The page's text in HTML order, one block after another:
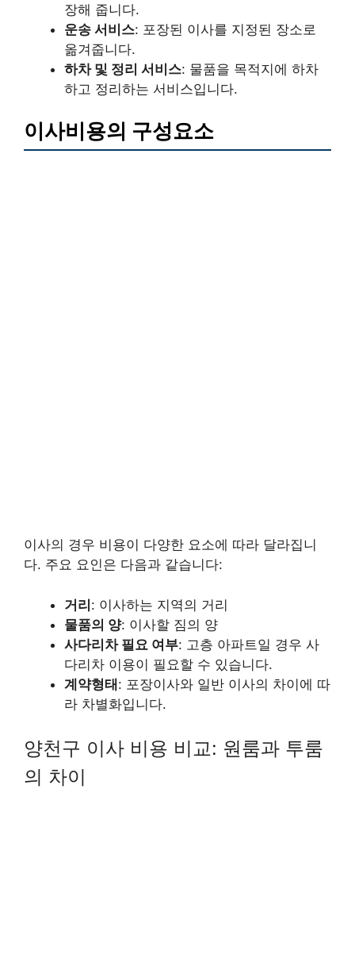
장해 줍니다.
운송 서비스: 포장된 이사를 지정된 장소로
옮겨줍니다.
하차 및 정리 서비스: 물품을 목적지에 하차
하고 정리하는 서비스입니다.
이사비용의 구성요소
이사의 경우 비용이 다양한 요소에 따라 달라집니
다. 주요 요인은 다음과 같습니다:
거리: 이사하는 지역의 거리
물품의 양: 이사할 짐의 양
사다리차 필요 여부: 고층 아파트일 경우 사
다리차 이용이 필요할 수 있습니다.
계약형태: 포장이사와 일반 이사의 차이에 따
라 차별화입니다.
양천구 이사 비용 비교: 원룸과 투룸
의 차이